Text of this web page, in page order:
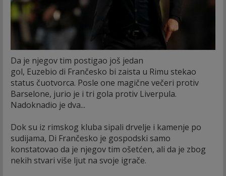
Da je njegov tim postigao još jedan
gol, Euzebio di Frančesko bi zaista u Rimu stekao
status čuotvorca. Posle one magične večeri protiv
Barselone, jurio je i tri gola protiv Liverpula.
Nadoknadio je dva...
Dok su iz rimskog kluba sipali drvelje i kamenje po
sudijama, Di Frančesko je gospodski samo
konstatovao da je njegov tim ošetćen, ali da je zbog
nekih stvari više ljut na svoje igrače.